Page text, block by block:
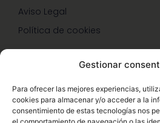
Gestionar
Para ofrecer las mejores experiencias,
cookies para almacenar y/o acceder a la
consentimiento de estas tecnologías nos
Aviso Legal
Política de cookies
Hazte Miembro Herbalife